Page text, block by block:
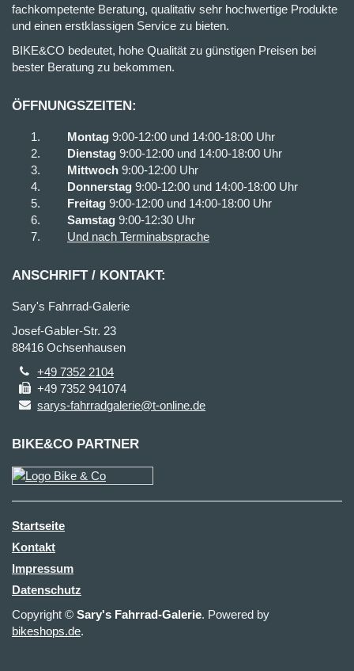
fachkompetente Beratung, qualitativ sehr hochwertige Produkte
und einen erstklassigen Service zu bieten.
BIKE&CO bedeutet, hohe Qualität zu günstigen Preisen bei
bester Beratung zu bekommen.
ÖFFNUNGSZEITEN:
Montag 9:00-12:00 und 14:00-18:00 Uhr
Dienstag 9:00-12:00 und 14:00-18:00 Uhr
Mittwoch 9:00-12:00 Uhr
Donnerstag 9:00-12:00 und 14:00-18:00 Uhr
Freitag 9:00-12:00 und 14:00-18:00 Uhr
Samstag 9:00-12:30 Uhr
Und nach Terminabsprache
ANSCHRIFT / KONTAKT:
Sary's Fahrrad-Galerie
Josef-Gabler-Str. 23
88416 Ochsenhausen
+49 7352 2104
+49 7352 941074
sarys-fahrradgalerie@t-online.de
BIKE&CO PARTNER
Startseite
Kontakt
Impressum
Datenschutz
Copyright © Sary's Fahrrad-Galerie. Powered by
bikeshops.de.